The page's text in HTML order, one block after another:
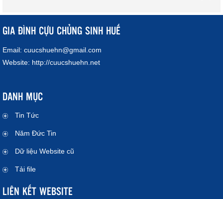
GIA ĐÌNH CỰU CHỦNG SINH HUẾ
Email: cuucshuehn@gmail.com
Website: http://cuucshuehn.net
DANH MỤC
Tin Tức
Năm Đức Tin
Dữ liệu Website cũ
Tải file
LIÊN KẾT WEBSITE